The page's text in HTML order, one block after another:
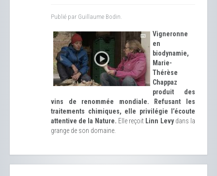
Publié par Guillaume Bodin.
Vigneronne
en
biodynamie,
Marie-
Thérèse
Chappaz
produit des
vins de renommée mondiale. Refusant les
traitements chimiques, elle privilégie l’écoute
attentive de la Nature. Elle reçoit Linn Levydans la
grange de son domaine.